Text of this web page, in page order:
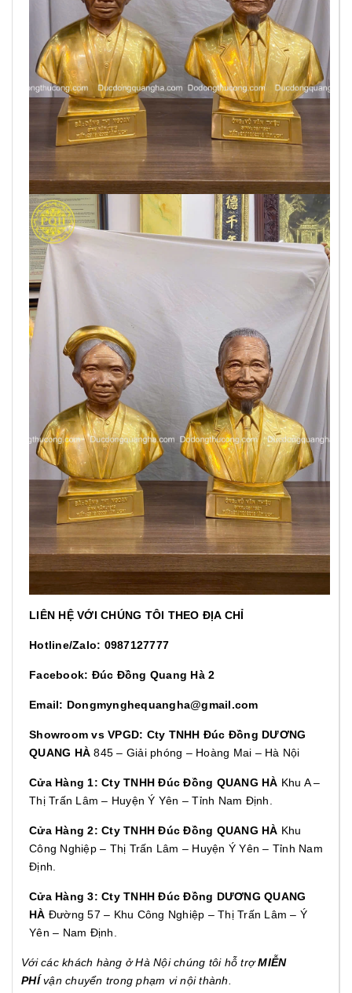
LIÊN HỆ VỚI CHÚNG TÔI THEO ĐỊA CHỈ
Hotline/Zalo: 0987127777
Facebook: Đúc Đồng Quang Hà 2
Email: Dongmynghequangha@gmail.com
Showroom vs VPGD: Cty TNHH Đúc Đồng DƯƠNG
QUANG HÀ 845 – Giải phóng – Hoàng Mai – Hà Nội
Cửa Hàng 1: Cty TNHH Đúc Đồng QUANG HÀ Khu A –
Thị Trấn Lâm – Huyện Ý Yên – Tỉnh Nam Định.
Cửa Hàng 2: Cty TNHH Đúc Đồng QUANG HÀ Khu
Công Nghiệp – Thị Trấn Lâm – Huyện Ý Yên – Tỉnh Nam
Định.
Cửa Hàng 3: Cty TNHH Đúc Đồng DƯƠNG QUANG
HÀ Đường 57 – Khu Công Nghiệp – Thị Trấn Lâm – Ý
Yên – Nam Định.
Với các khách hàng ở Hà Nội chúng tôi hỗ trợ MIỄN
PHÍ vận chuyển trong phạm vi nội thành.